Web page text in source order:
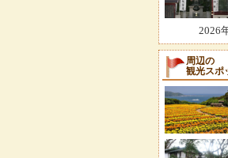
2026
周辺の
観光スポ